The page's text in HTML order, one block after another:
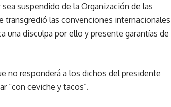
suspendido de la Organización de las
transgredió las convenciones internacionales
una disculpa por ello y presente garantías de
no responderá a los dichos del presidente
“con ceviche y tacos”.